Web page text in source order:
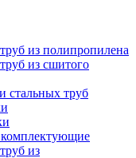
из полипропилена
из сшитого
стальных труб
комплектующие
из